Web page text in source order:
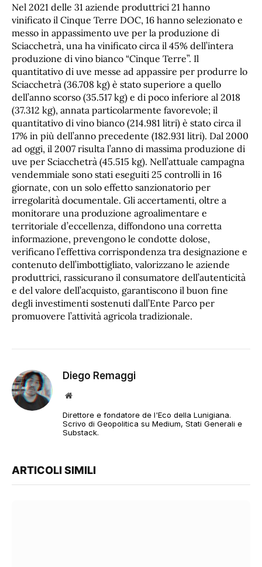
Nel 2021 delle 31 aziende produttrici 21 hanno
vinificato il Cinque Terre DOC, 16 hanno selezionato e
messo in appassimento uve per la produzione di
Sciacchetrà, una ha vinificato circa il 45% dell’intera
produzione di vino bianco “Cinque Terre”. Il
quantitativo di uve messe ad appassire per produrre lo
Sciacchetrà (36.708 kg) è stato superiore a quello
dell’anno scorso (35.517 kg) e di poco inferiore al 2018
(37.312 kg), annata particolarmente favorevole; il
quantitativo di vino bianco (214.981 litri) è stato circa il
17% in più dell’anno precedente (182.931 litri). Dal 2000
ad oggi, il 2007 risulta l’anno di massima produzione di
uve per Sciacchetrà (45.515 kg). Nell’attuale campagna
vendemmiale sono stati eseguiti 25 controlli in 16
giornate, con un solo effetto sanzionatorio per
irregolarità documentale. Gli accertamenti, oltre a
monitorare una produzione agroalimentare e
territoriale d’eccellenza, diffondono una corretta
informazione, prevengono le condotte dolose,
verificano l’effettiva corrispondenza tra designazione e
contenuto dell’imbottigliato, valorizzano le aziende
produttrici, rassicurano il consumatore dell’autenticità
e del valore dell’acquisto, garantiscono il buon fine
degli investimenti sostenuti dall’Ente Parco per
promuovere l’attività agricola tradizionale.
Diego Remaggi
Sito
Direttore e fondatore de l'Eco della Lunigiana.
Scrivo di Geopolitica su Medium, Stati Generali e
Substack.
ARTICOLI SIMILI